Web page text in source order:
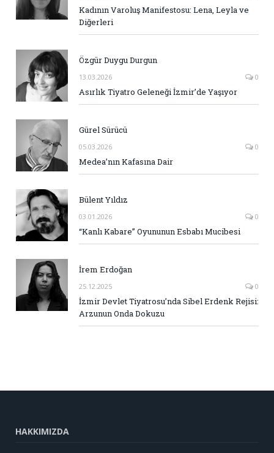
Kadının Varoluş Manifestosu: Lena, Leyla ve
Diğerleri
Özgür Duygu Durgun
13.03.2026 0
Asırlık Tiyatro Geleneği İzmir’de Yaşıyor
Gürel Sürücü
05.03.2026 0
Medea’nın Kafasına Dair
Bülent Yıldız
03.01.2026 0
“Kanlı Kabare” Oyununun Esbabı Mucibesi
İrem Erdoğan
25.12.2025 0
İzmir Devlet Tiyatrosu’nda Sibel Erdenk Rejisi:
Arzunun Onda Dokuzu
HAKKIMIZDA